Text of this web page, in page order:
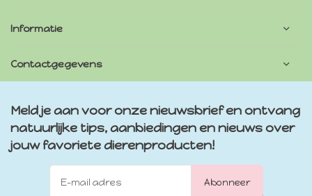
Informatie
Contactgegevens
Meld je aan voor onze nieuwsbrief en ontvang
natuurlijke tips, aanbiedingen en nieuws over
jouw favoriete dierenproducten!
Abonneer